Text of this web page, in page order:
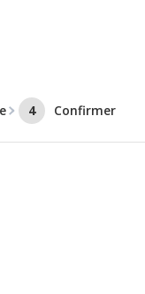
4 Confirmer